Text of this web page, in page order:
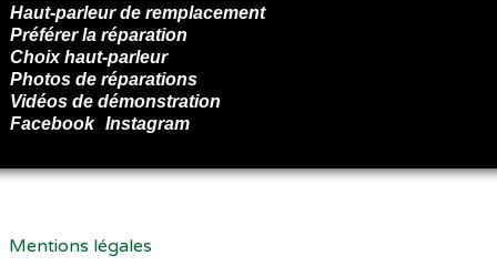
Haut-parleur de remplacement
Préférer la réparation
Choix haut-parleur
Photos de réparations
Vidéos de démonstration
Facebook Instagram
Mentions légales